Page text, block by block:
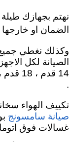
نهتم بجهازك
الضمان او خارجها
وكذلك نغطي
الصيانة لكل
.
تكييف الهواء سخانات الغاز 10 لتر
صيانة سامسونج
غسالات فوق